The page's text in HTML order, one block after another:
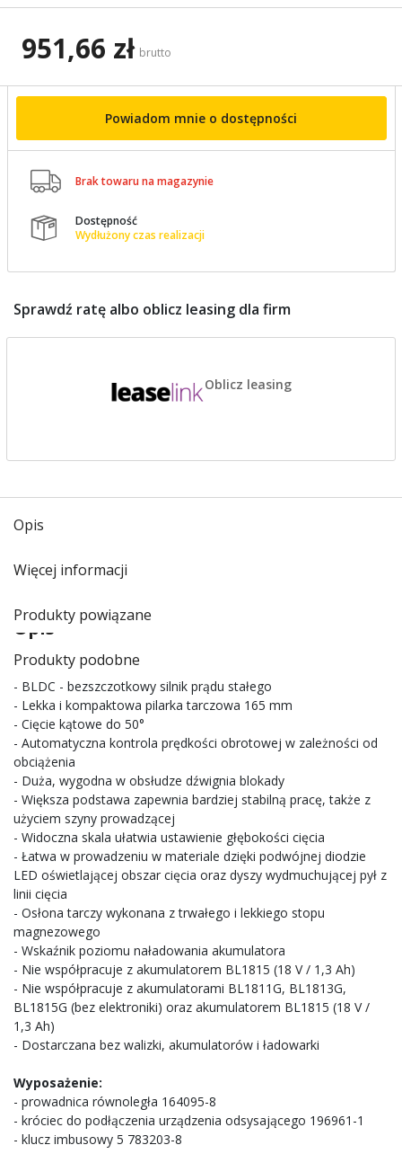
951,66 zł brutto
Powiadom mnie o dostępności
 Brak towaru na magazynie

Dostępność
Wydłużony czas realizacji
Sprawdź ratę albo oblicz leasing dla firm
Oblicz leasing
Opis
Więcej informacji
Produkty powiązane
Produkty podobne
Opis
- BLDC - bezszczotkowy silnik prądu stałego
- Lekka i kompaktowa pilarka tarczowa 165 mm
- Cięcie kątowe do 50°
- Automatyczna kontrola prędkości obrotowej w zależności od
obciążenia
- Duża, wygodna w obsłudze dźwignia blokady
- Większa podstawa zapewnia bardziej stabilną pracę, także z
użyciem szyny prowadzącej
- Widoczna skala ułatwia ustawienie głębokości cięcia
- Łatwa w prowadzeniu w materiale dzięki podwójnej diodzie
LED oświetlającej obszar cięcia oraz dyszy wydmuchującej pył z
linii cięcia
- Osłona tarczy wykonana z trwałego i lekkiego stopu
magnezowego
- Wskaźnik poziomu naładowania akumulatora
- Nie współpracuje z akumulatorem BL1815 (18 V / 1,3 Ah)
- Nie współpracuje z akumulatorami BL1811G, BL1813G,
BL1815G (bez elektroniki) oraz akumulatorem BL1815 (18 V /
1,3 Ah)
- Dostarczana bez walizki, akumulatorów i ładowarki
Wyposażenie:
- prowadnica równoległa 164095-8
- króciec do podłączenia urządzenia odsysającego 196961-1
- klucz imbusowy 5 783203-8